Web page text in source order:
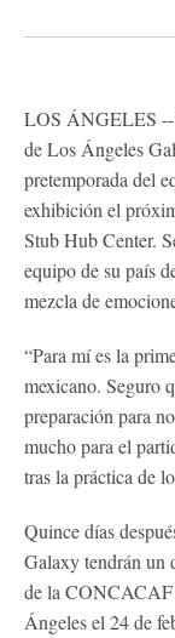
LOS ÁNGELES --
de Los Ángeles
pretemporada del
exhibición el
Stub Hub Center.
equipo de su país
mezcla de
“Para mí es la
mexicano. Seguro
preparación para
mucho para el
tras la práctica de
Quince días
Galaxy tendrán un
de la CONCACAF
Ángeles el 24 de